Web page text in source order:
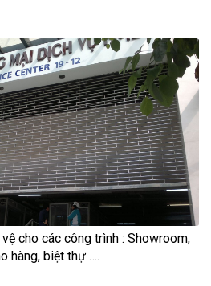
cho các công trình : Showroom,
hàng, biệt thự ….